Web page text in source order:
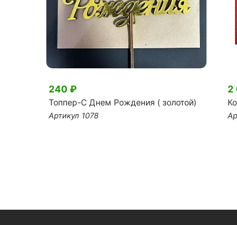
240 ₽
Топпер-С Днем Рождения ( золотой)
Артикул 1078
2